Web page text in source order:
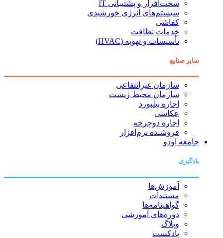
سخت‌افزار و پشتیبانی IT
سیستم‌های انرژی خورشیدی
کفاشی
خدمات نظافت
تأسیسات و تهویه (HVAC)
سایر صنایع
سازمان غیرانتفاعی
سازمان محیط زیست
اجاره بیلبورد
عکاسی
اجاره دوچرخه
فروشنده نرم‌افزار
جامعه اودو
یادگیری
آموزش‌ها
مستندات
گواهینامه‌ها
دوره‌های آموزشی
وبلاگ
پادکست